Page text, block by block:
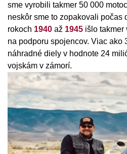
sme vyrobili takmer 50 000
neskôr sme to zopakovali počas
rokoch 1940 až 1945 išlo takmer
na podporu spojencov. Viac ako
náhradné diely v hodnote 24
vojskám v zámorí.